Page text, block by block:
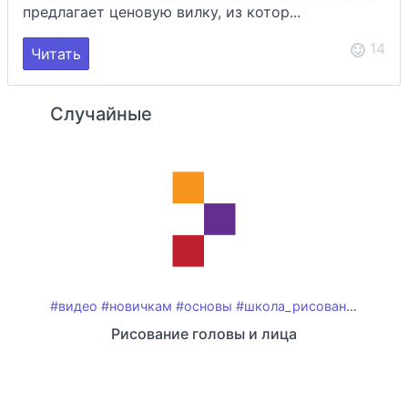
предлагает ценовую вилку, из котор...
Читать 14
Случайные
#видео #новичкам #основы #школа_рисования
Рисование головы и лица